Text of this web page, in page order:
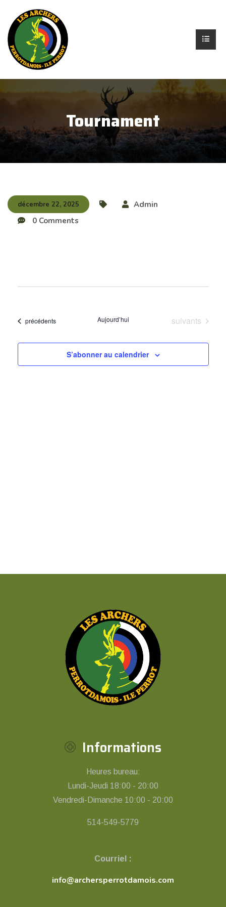
Tournament
décembre 22, 2025
Admin
0 Comments
Évènements
précédents Aujourd’hui Évènements
suivants
S’abonner au calendrier
Informations
Heures bureau:
Lundi-Jeudi 18:00 - 20:00
Vendredi-Dimanche 10:00 - 20:00
514-549-5779
Courriel :
info@archersperrotdamois.com